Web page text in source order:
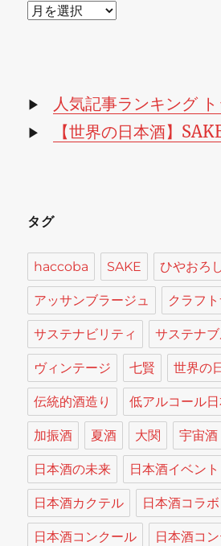
ア
ブ
▶ 人気記事ランキング
▶ 【世界の日本酒】
タグ
haccoba SAKE ひやおろ
アッサンブラージュ クラフ
サステナビリティ サステナ
ヴィンテージ 七賢 世界の
伝統的酒造り 低アルコール
加振酒 夏酒 大関 宇宙酒
日本酒の未来 日本酒イベント
日本酒カクテル 日本酒コラボ
日本酒コンクール 日本酒コ